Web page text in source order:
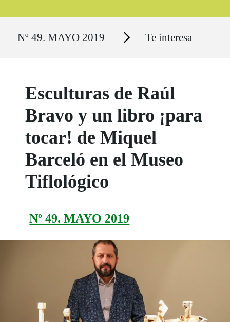
Nº 49. MAYO 2019 Secciones Te interesa
Esculturas de Raúl
Bravo y un libro ¡para
tocar! de Miquel
Barceló en el Museo
Tiflológico
Nº 49. MAYO 2019